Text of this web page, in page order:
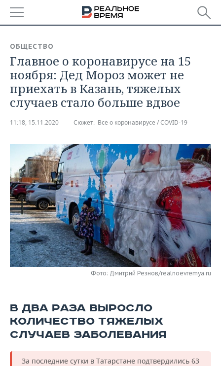
БАШКОРТОСТАН
ТАТАРСТАН
УДМУРТИЯ
НОВОСТИ
АНАЛИТИКА
НОВОСТИ АНАЛИТИКИ
ДЕКЛАРАЦИИ О ДОХОДАХ
КОРОЛИ ГОСЗАКАЗА ПФО
ВУЗЫ ТАТАРСТАНА
КОМУ ПРИНАДЛЕЖАТ
ТОРГОВЫЕ ЦЕНТРЫ
ТАТАРСТАНА
ЭКОНОМИКА
НОВОСТИ ЭКОНОМИКИ
ФИНАНСЫ
БАНКИ
БЮДЖЕТ
ИНВЕСТИЦИИ
ПРОМЫШЛЕННОСТЬ
НОВОСТИ
ПРОМЫШЛЕННОСТИ
АГРОПРОМ
МАШИНОСТРОЕНИЕ
НЕФТЕХИМИЯ
НЕФТЬ
ОПК
НЕДВИЖИМОСТЬ
НОВОСТИ НЕДВИЖИМОСТИ
АВТО
НОВОСТИ АВТО
БИЗНЕС
НОВОСТИ БИЗНЕСА
РОЗНИЧНАЯ ТОРГОВЛЯ
ТРАНСПОРТ
ТЕХНОЛОГИИ
НОВОСТИ ТЕХНОЛОГИЙ
IT
ТЕЛЕКОММУНИКАЦИИ
МЕРОПРИЯТИЯ
НОВОСТИ МЕРОПРИЯТИЙ
БИЗНЕС-БРАНЧИ
ONLINE-КОНФЕРЕНЦИИ
ОТКРЫТАЯ ЛЕКЦИЯ
СПОРТ
ФУТБОЛ
ХОККЕЙ
БАСКЕТБОЛ
НОВОСТИ ОБЩЕСТВА
ВЛАСТЬ
ИНФРАСТРУКТУРА
ФОТОГАЛЕРЕЯ
СЮЖЕТЫ
СПРАВОЧНИК
ОБЩЕСТВО
Главное о коронавирусе на 15
ноября: Дед Мороз может не
приехать в Казань, тяжелых
случаев стало больше вдвое
11:18, 15.11.2020 Сюжет: Все о коронавирусе / COVID-19
Фото: Дмитрий Резнов/realnoevremya.ru
В ДВА РАЗА ВЫРОСЛО
КОЛИЧЕСТВО ТЯЖЕЛЫХ
СЛУЧАЕВ ЗАБОЛЕВАНИЯ
За последние сутки в Татарстане подтвердились 63